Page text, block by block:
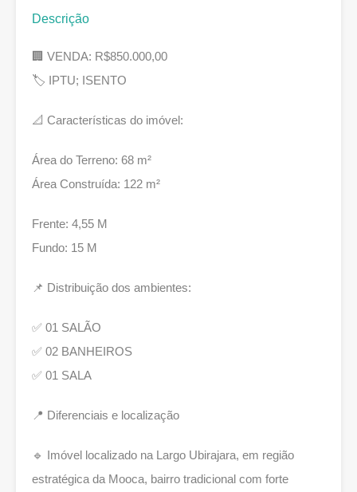
Descrição
🏢 VENDA: R$850.000,00
🏷 IPTU; ISENTO
📐 Características do imóvel:
Área do Terreno: 68 m²
Área Construída: 122 m²
Frente: 4,55 M
Fundo: 15 M
📌 Distribuição dos ambientes:
✅ 01 SALÃO
✅ 02 BANHEIROS
✅ 01 SALA
📍 Diferenciais e localização
🔹 Imóvel localizado na Largo Ubirajara, em região
estratégica da Mooca, bairro tradicional com forte